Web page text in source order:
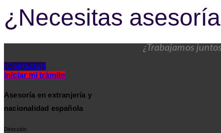
¿Necesitas
¿Trabajamos
¡Contáctar!
Iniciar mi trámite
Asesoría en extranjería y
nacionalidad española
Dirección